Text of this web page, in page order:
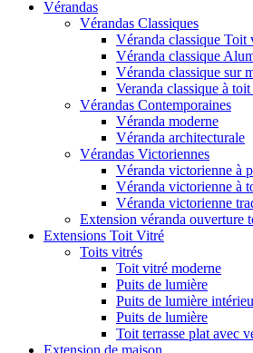
Vérandas
Vérandas Classiques
Véranda classique Toit
Véranda classique
Véranda classique sur
Veranda classique à
Vérandas Contemporaines
Véranda moderne
Véranda architecturale
Vérandas Victoriennes
Véranda victorienne à
Véranda victorienne à
Véranda victorienne
Extension véranda ouverture
Extensions Toit Vitré
Toits vitrés
Toit vitré moderne
Puits de lumière
Puits de lumière
Puits de lumière
Toit terrasse plat avec